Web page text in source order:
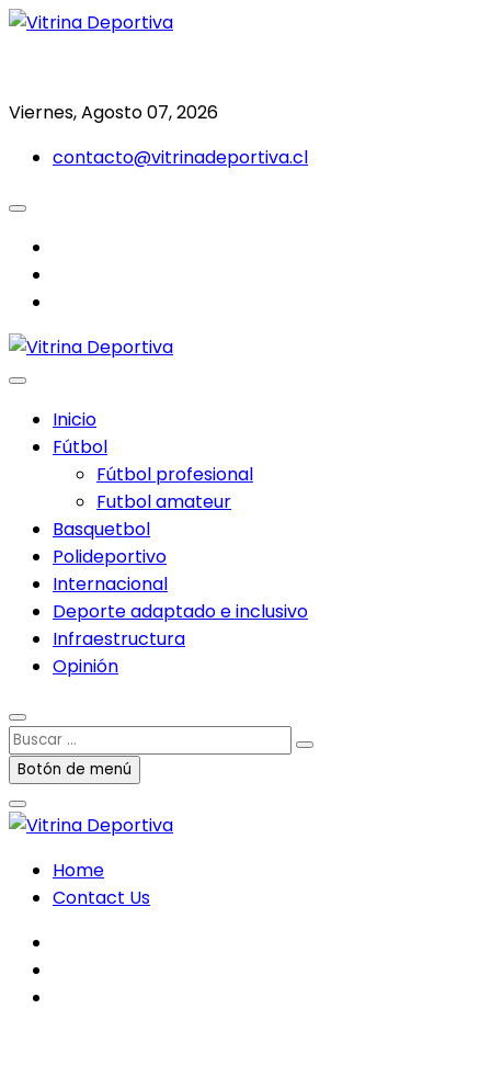
Saltar
Viernes, Agosto 07, 2026
contacto@vitrinadeportiva.cl
Inicio
Fútbol
Fútbol profesional
Futbol amateur
Basquetbol
Polideportivo
Internacional
Deporte adaptado e inclusivo
Infraestructura
Opinión
Buscar
…Botón de menú
Home
Contact Us